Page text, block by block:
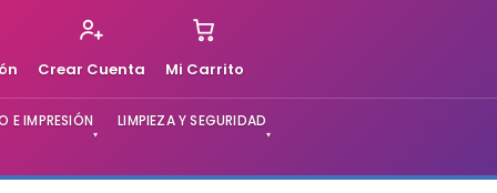
Crear Cuenta Mi Carrito
E IMPRESIÓN
▾
LIMPIEZA Y SEGURIDAD
▾